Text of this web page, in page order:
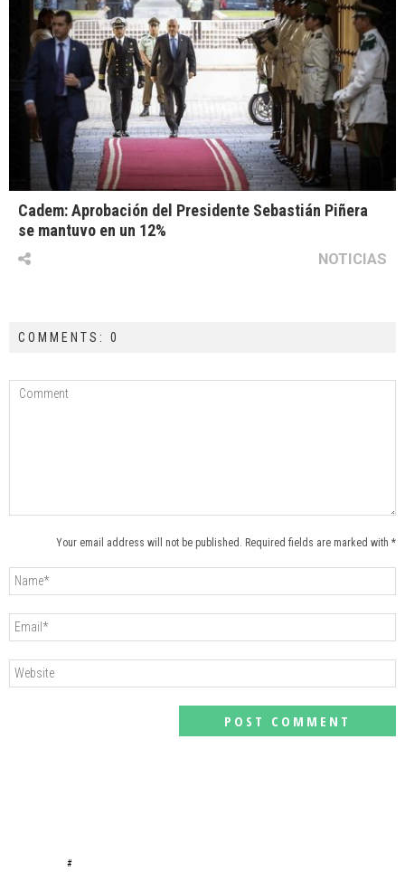
Cadem: Aprobación del Presidente Sebastián Piñera
se mantuvo en un 12%
NOTICIAS
COMMENTS: 0
Your email address will not be published. Required fields are marked with *
#